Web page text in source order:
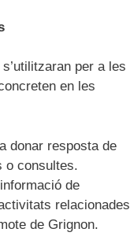
per a les
en les
donar resposta de
o consultes.
de
relacionades
de Grignon.